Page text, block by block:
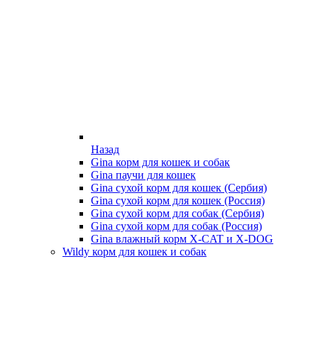
Назад
Gina корм для кошек и собак
Gina паучи для кошек
Gina сухой корм для кошек (Сербия)
Gina сухой корм для кошек (Россия)
Gina сухой корм для собак (Сербия)
Gina сухой корм для собак (Россия)
Gina влажный корм X-CAT и X-DOG
Wildy корм для кошек и собак